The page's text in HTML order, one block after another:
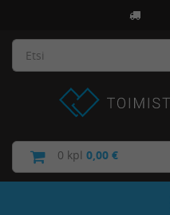
0 kpl 0,00 €